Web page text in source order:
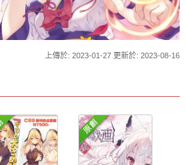
上傳於: 2023-01-27 更新於: 2023-08-16